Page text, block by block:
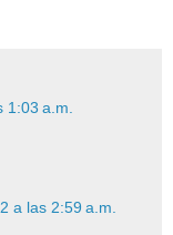
1:03 a.m.
a las 2:59 a.m.